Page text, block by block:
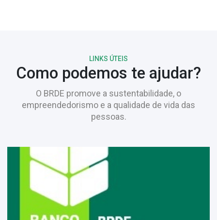
LINKS ÚTEIS
Como podemos te ajudar?
O BRDE promove a sustentabilidade, o
empreendedorismo e a qualidade de vida das
pessoas.